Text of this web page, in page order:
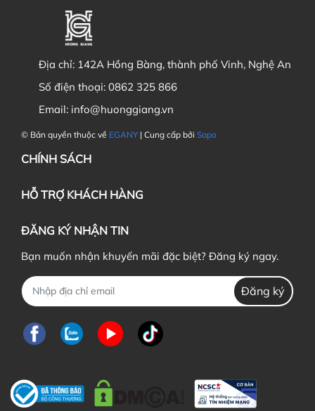
Địa chỉ: 142A Hồng Bàng, thành phố Vinh, Nghệ An
Số điện thoại: 0862 325 866
Email: info@huonggiang.vn
© Bản quyền thuộc về EGANY | Cung cấp bởi Sapo
CHÍNH SÁCH
HỖ TRỢ KHÁCH HÀNG
ĐĂNG KÝ NHẬN TIN
Bạn muốn nhận khuyến mãi đặc biệt? Đăng ký ngay.
Đăng ký